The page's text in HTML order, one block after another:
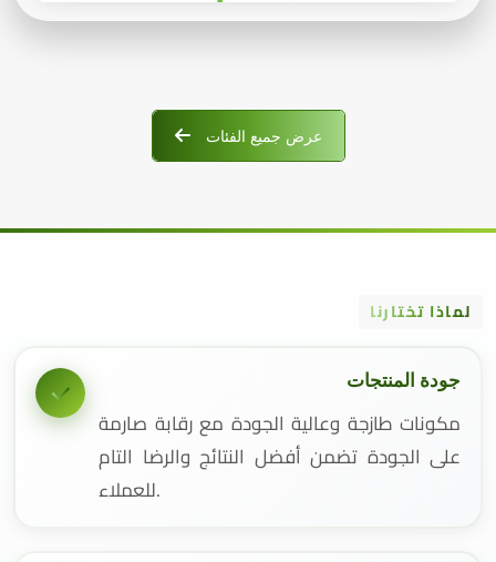
عرض جميع الفئات
لماذا تختارنا
جودة المنتجات
مكونات طازجة وعالية الجودة مع رقابة صارمة
على الجودة تضمن أفضل النتائج والرضا التام
للعملاء.